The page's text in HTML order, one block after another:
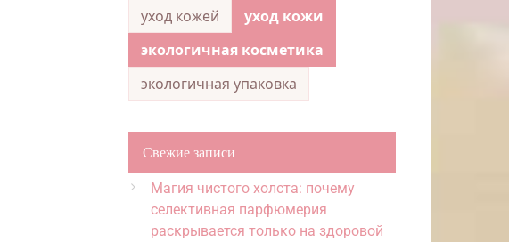
уход кожей
уход кожи
экологичная косметика
экологичная упаковка
Свежие записи
Магия чистого холста: почему
селективная парфюмерия
раскрывается только на здоровой